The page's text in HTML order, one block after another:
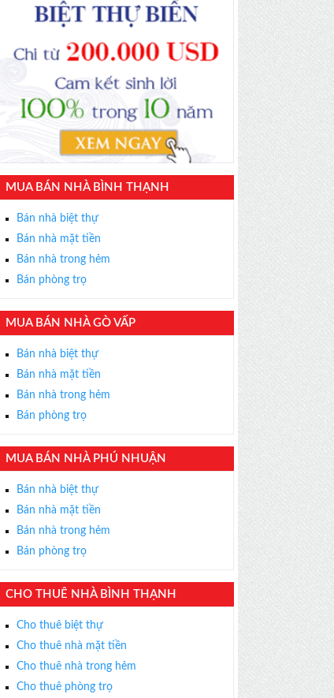
thiện, nhiệt tình,
×
MUA BÁN NHÀ BÌNH THẠNH
Bán nhà biệt thự
Bán nhà mặt tiền
Bán nhà trong hẻm
Bán phòng trọ
MUA BÁN NHÀ GÒ VẤP
Bán nhà biệt thự
Bán nhà mặt tiền
Bán nhà trong hẻm
Bán phòng trọ
MUA BÁN NHÀ PHÚ NHUẬN
Bán nhà biệt thự
Bán nhà mặt tiền
Bán nhà trong hẻm
Bán phòng trọ
CHO THUÊ NHÀ BÌNH THẠNH
Cho thuê biệt thự
Cho thuê nhà mặt tiền
Cho thuê nhà trong hẻm
Cho thuê phòng trọ